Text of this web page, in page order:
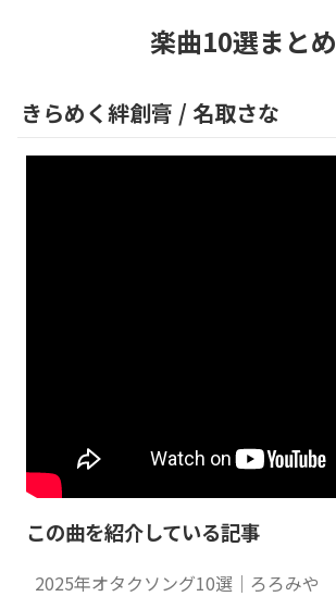
楽曲10選まとめ
きらめく絆創膏 / 名取さな
この曲を紹介している記事
2025年オタクソング10選｜ろろみや